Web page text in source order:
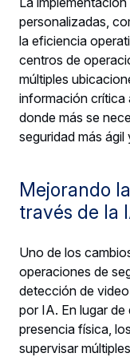
personalizadas,
la eficiencia
centros de
múltiples
información crítica
donde más se
seguridad más ágil
Mejorando
través de la
Uno de los
operaciones de
detección de
por IA. En lugar
presencia física,
supervisar